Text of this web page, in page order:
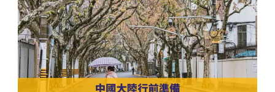
和
蘇
州
的
即
蘇
州
自
由
行